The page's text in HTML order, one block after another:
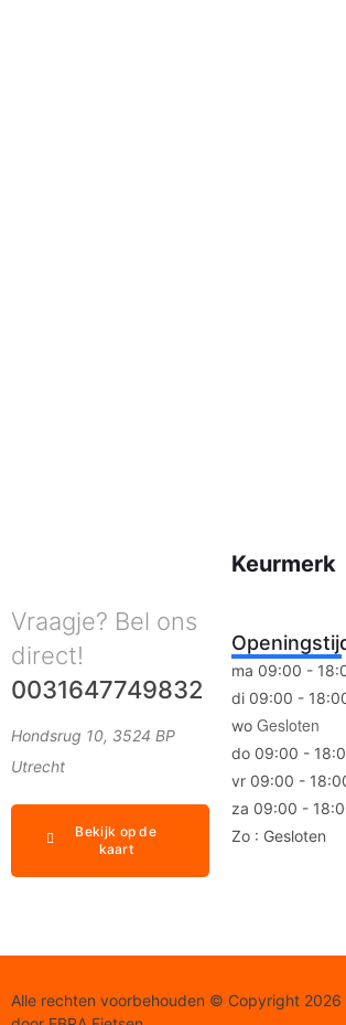
Vraagje? Bel ons
direct!
0031647749832
Hondsrug 10, 3524 BP
Utrecht
Bekijk op de
kaart
Keurmerk
ma 09:00 -
di 09:00 -
woGesloten
do 09:00 -
vr 09:00 -
za 09:00 -
Zo : Gesloten
Alle rechten voorbehouden © Copyright 2026